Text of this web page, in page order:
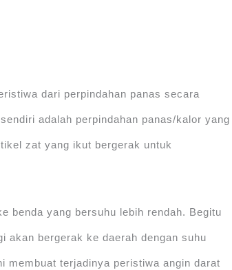
dari perpindahan panas secara
adalah perpindahan panas/kalor yang
zat yang ikut bergerak untuk
benda yang bersuhu lebih rendah. Begitu
akan bergerak ke daerah dengan suhu
membuat terjadinya peristiwa angin darat